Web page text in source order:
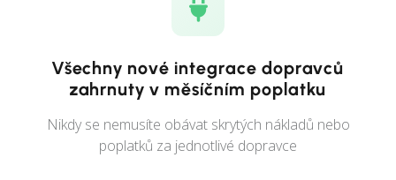
Všechny nové integrace dopravců
zahrnuty v měsíčním poplatku
Nikdy se nemusíte obávat skrytých nákladů nebo
poplatků za jednotlivé dopravce